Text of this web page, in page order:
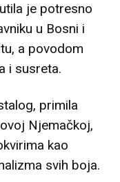
je potresno
u Bosni i
a povodom
i susreta.
primila
Njemačkoj,
kao
svih boja.